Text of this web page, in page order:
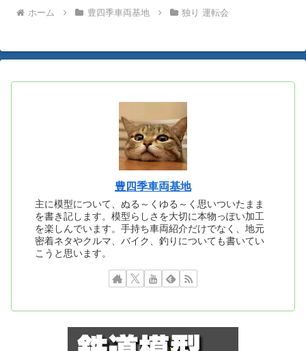
ホーム 豊四季車両基地 独り 運転会
豊四季車両基地
主に模型について、ぬる～くゆる～く思いついたまま
を書き記します。模型らしさを大切に本物っぽい加工
を楽しんでいます。手持ち車両紹介だけでなく、地元
密着ネタやクルマ、バイク、釣りについても書いてい
こうと思います。